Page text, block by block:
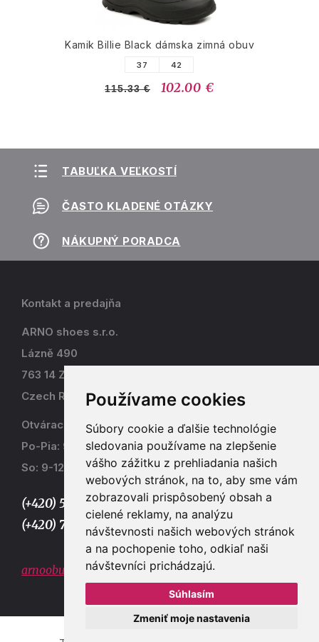
Používame cookies
Súbory cookie a ďalšie technológie
sledovania používame na zlepšenie
vášho zážitku z prehliadania našich
webových stránok, na to, aby sme vám
zobrazovali prispôsobený obsah a
cielené reklamy, na analýzu
návštevnosti našich webových stránok
a na pochopenie toho, odkiaľ naši
návštevníci prichádzajú.
Súhlasím
Zmeniť moje nastavenia
Kamik Billie Black dámska zimná obuv
37 42
115.33 € 102.00 €
TABUĽKA VEĽKOSTÍ
ČASTO KLADENÉ OTÁZKY
NÁKUPNÝ PORADCA
Kontakt a predajňa
ARNO shoes s.r.o.
Lázně 490
763 14 Zlín - Kostelec
Czech Republic
Otváracia doba
Po-Pia: 9-17
So: 9-12
(+420) 577 915 036,
(+420) 773 667 390
arnoobuv@gmail.com